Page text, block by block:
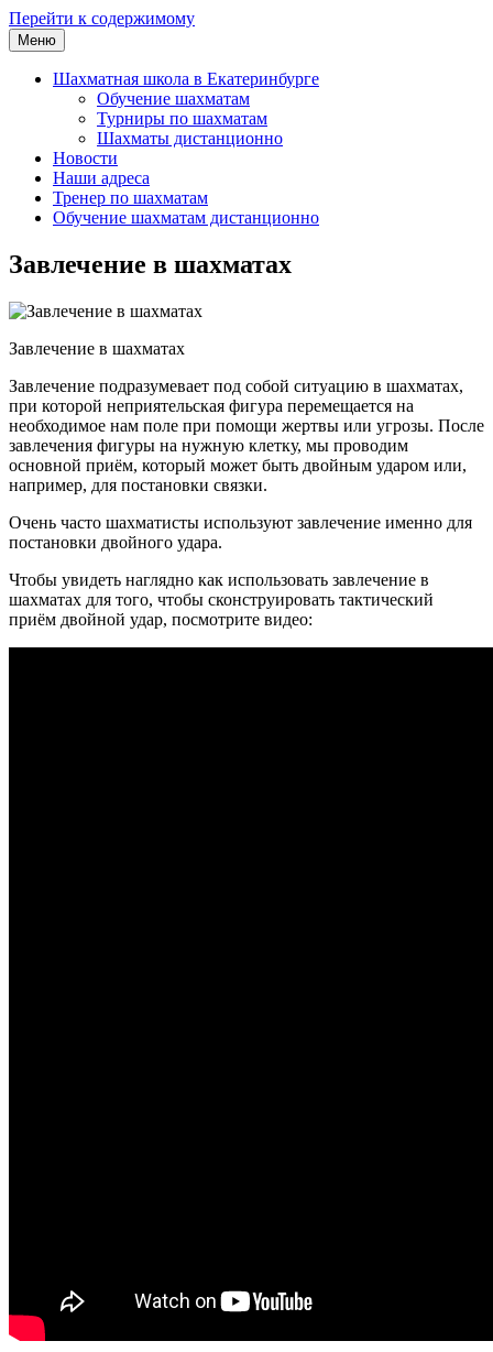
Перейти к содержимому
Шахматная школа Шахматное искусство
Шахматная школа в Москве, Санкт-Петербурге, Сочи и
Екатеринбурге
Меню
Шахматная школа в Екатеринбурге
Обучение шахматам
Турниры по шахматам
Шахматы дистанционно
Новости
Наши адреса
Тренер по шахматам
Обучение шахматам дистанционно
Завлечение в шахматах
Завлечение в шахматах
Завлечение подразумевает под собой ситуацию в шахматах,
при которой неприятельская фигура перемещается на
необходимое нам поле при помощи жертвы или угрозы. После
завлечения фигуры на нужную клетку, мы проводим
основной приём, который может быть двойным ударом или,
например, для постановки связки.
Очень часто шахматисты используют завлечение именно для
постановки двойного удара.
Чтобы увидеть наглядно как использовать завлечение в
шахматах для того, чтобы сконструировать тактический
приём двойной удар, посмотрите видео: